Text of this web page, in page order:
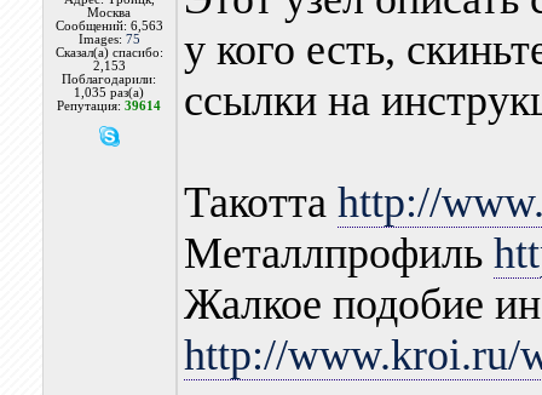
Москва
Сообщений: 6,563
Images: 75
Сказал(а) спасибо:
2,153
Поблагодарили:
1,035 раз(а)
Репутация:39614
у кого есть,
ссылки на
Такотта http://
Металлпрофиль
Жалкое подобие
http://www.kroi.ru/